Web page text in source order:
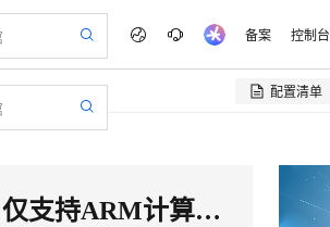
务 了解阿里云 备案 控制台
配置清单
宝塔Linux面板 V7.9.10 纯净版面板 Debian 11.5 (系统盘运行) 仅支持ARM计算 服务器管理